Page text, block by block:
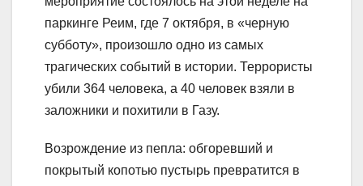
паркинге Реим, где 7 октября, в «черную
субботу», произошло одно из самых
трагических событий в истории. Террористы
убили 364 человека, а 40 человек взяли в
заложники и похитили в Газу.
Возрождение из пепла: обгоревший и
покрытый копотью пустырь превратится в